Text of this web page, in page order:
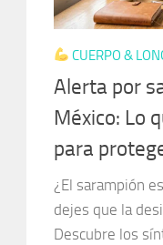
CUERPO &
Alerta por
México: Lo
para
¿El sarampión
dejes que la
Descubre los